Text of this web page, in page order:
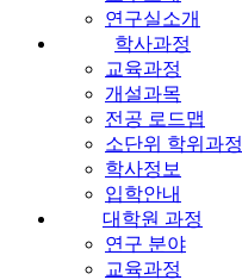
연구실소개
학사과정
교육과정
개설과목
전공 로드맵
소단위 학위과정
학사정보
입학안내
대학원 과정
연구 분야
교육과정